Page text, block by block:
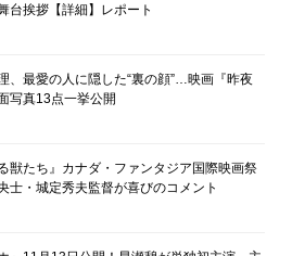
台挨拶【詳細】レポート
、最愛の人に隠した“裏の顔”…映画『昨夜
写真13点一挙公開
獣たち』カナダ・ファンタジア国際映画祭
士・城定秀夫監督が喜びのコメント